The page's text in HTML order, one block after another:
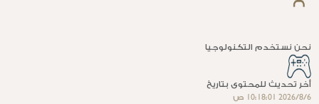
نحن نستخدم التكنولوجيا
أخر تحديث للمحتوى بتاريخ
6‏‏/8‏‏/2026 10:18:01 ص